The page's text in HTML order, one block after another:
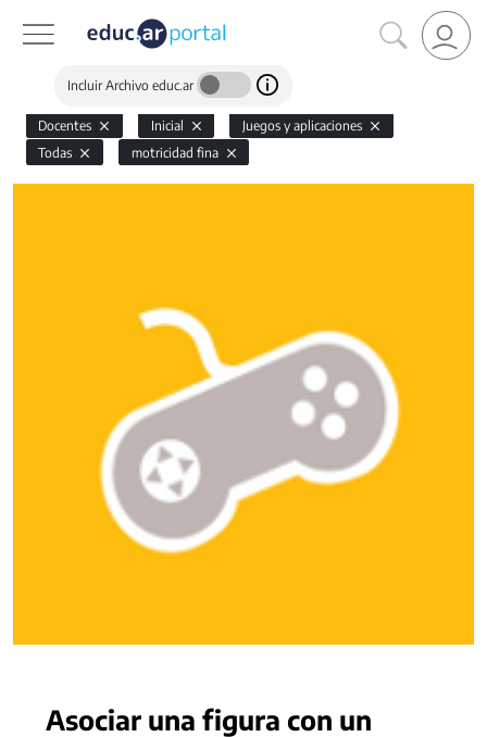
Incluir Archivo educ.ar
Docentes Inicial
Juegos y aplicaciones
Todas
motricidad fina
Asociar una figura con un